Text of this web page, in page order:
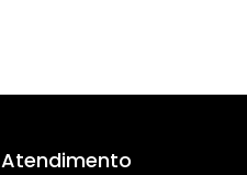
Atendimento